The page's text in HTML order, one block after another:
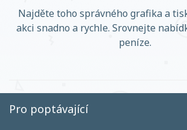
Najděte toho správného grafika a
akci snadno a rychle. Srovnejte
peníze.
Pro poptávající